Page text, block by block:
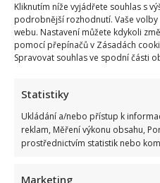
Kliknutím níže vyjádřete souhlas s
podrobnější rozhodnutí. Vaše
webu. Nastavení můžete kdykoli
pomocí přepínačů v Zásadách
Spravovat souhlas ve spodní části
Statistiky
Ukládání a/nebo přístup k
reklam, Měření výkonu obsahu,
prostřednictvím statistik nebo
Marketing